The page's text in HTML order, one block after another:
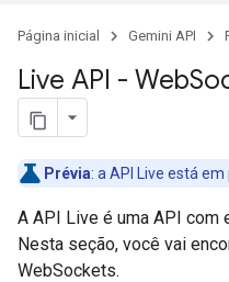
Página inicial Gemini API
Live API - Web
Prévia: a API Live está em
A API Live é uma API com
Nesta seção, você vai
WebSockets.